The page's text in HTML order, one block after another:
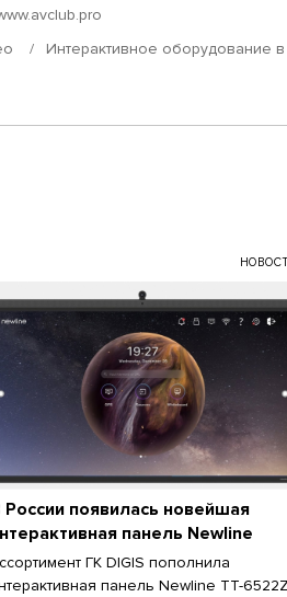
Интерактивное оборудование
России появилась новейшая
панель Newline
ГК DIGIS пополнила
панель Newline TT-6522Z